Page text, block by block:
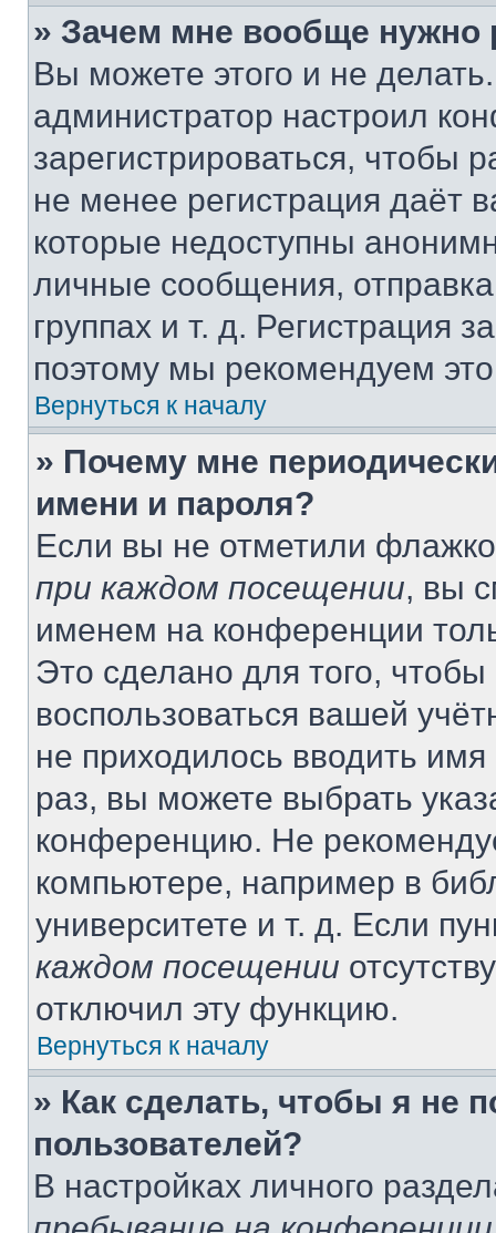
» Зачем мне вообще нужно
Вы можете этого и не
администратор настроил
зарегистрироваться, чтобы
не менее регистрация даёт
которые недоступны
личные сообщения,
группах и т. д. Регистрация
поэтому мы рекомендуем
Вернуться к началу
» Почему мне
имени и пароля?
Если вы не отметили
при каждом посещении, вы
именем на конференции
Это сделано для того, чтобы
воспользоваться вашей
не приходилось вводить
раз, вы можете выбрать
конференцию. Не
компьютере, например в
университете и т. д. Если
каждом посещении
отключил эту функцию.
Вернуться к началу
» Как сделать, чтобы я не
пользователей?
В настройках личного